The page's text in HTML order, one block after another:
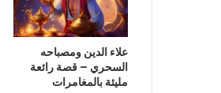
علاء الدين ومصباحه
السحري – قصة رائعة
مليئة بالمغامرات